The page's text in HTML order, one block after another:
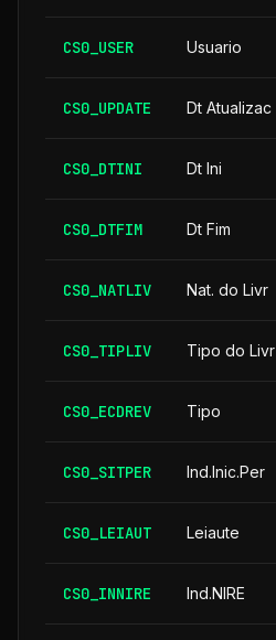
CS0_USER Usuario
CS0_UPDATE Dt Atualizac
CS0_DTINI Dt Ini
CS0_DTFIM Dt Fim
CS0_NATLIV Nat. do Livr
CS0_TIPLIV Tipo do Livr
CS0_ECDREV Tipo
CS0_SITPER Ind.Inic.Per
CS0_LEIAUT Leiaute
CS0_INNIRE Ind.NIRE